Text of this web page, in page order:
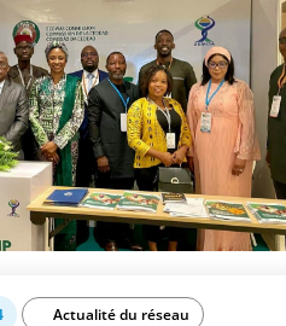
Actualité du réseau